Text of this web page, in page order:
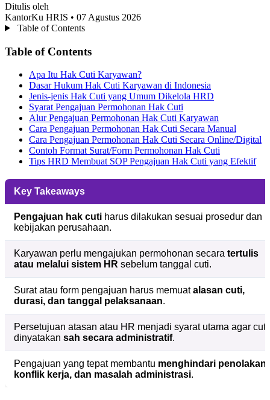
Ditulis oleh
KantorKu HRIS • 07 Agustus 2026
Table of Contents
Table of Contents
Apa Itu Hak Cuti Karyawan?
Dasar Hukum Hak Cuti Karyawan di Indonesia
Jenis-jenis Hak Cuti yang Umum Dikelola HRD
Syarat Pengajuan Permohonan Hak Cuti
Alur Pengajuan Permohonan Hak Cuti Karyawan
Cara Pengajuan Permohonan Hak Cuti Secara Manual
Cara Pengajuan Permohonan Hak Cuti Secara Online/Digital
Contoh Format Surat/Form Permohonan Hak Cuti
Tips HRD Membuat SOP Pengajuan Hak Cuti yang Efektif
Key Takeaways
Pengajuan hak cuti harus dilakukan sesuai prosedur dan
kebijakan perusahaan.
Karyawan perlu mengajukan permohonan secara tertulis
atau melalui sistem HR sebelum tanggal cuti.
Surat atau form pengajuan harus memuatalasan cuti,
durasi, dan tanggal pelaksanaan.
Persetujuan atasan atau HR menjadi syarat utama agar cuti
dinyatakan sah secara administratif.
Pengajuan yang tepat membantu menghindari penolakan,
konflik kerja, dan masalah administrasi.